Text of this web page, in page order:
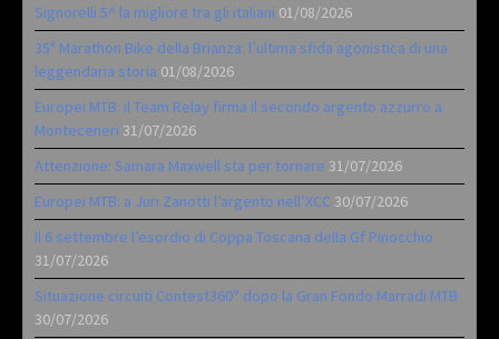
Signorelli 5^ la migliore tra gli italiani 01/08/2026
35ª Marathon Bike della Brianza: l’ultima sfida agonistica di una
leggendaria storia 01/08/2026
Europei MTB: il Team Relay firma il secondo argento azzurro a
Monteceneri 31/07/2026
Attenzione: Samara Maxwell sta per tornare 31/07/2026
Europei MTB: a Juri Zanotti l’argento nell’XCC 30/07/2026
Il 6 settembre l’esordio di Coppa Toscana della Gf Pinocchio
31/07/2026
Situazione circuiti Contest360° dopo la Gran Fondo Marradi MTB
30/07/2026